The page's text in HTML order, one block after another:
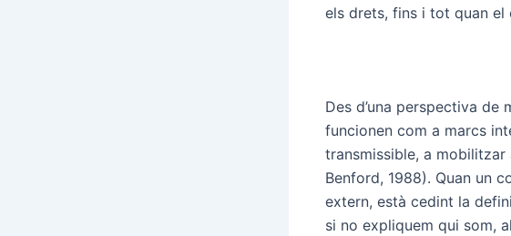
els drets, fins i tot quan
Des d’una perspectiva de
funcionen com a marcs
transmissible, a
Benford, 1988). Quan un
extern, està cedint la
si no expliquem qui som,